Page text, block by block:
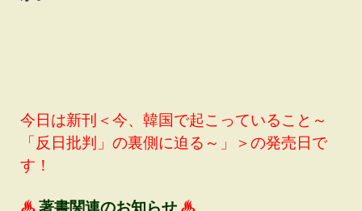
今日は新刊＜今、韓国で起こっていること～
「反日批判」の裏側に迫る～」＞の発売日で
す！
♨著書関連のお知らせ ♨